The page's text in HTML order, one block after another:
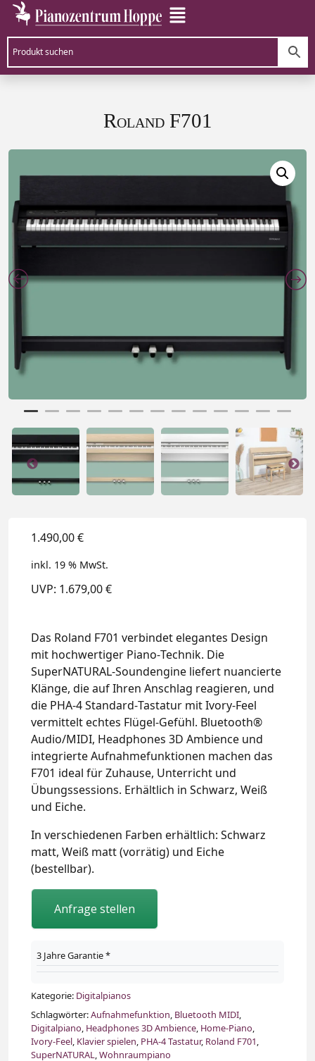
Roland F701
1.490,00€
inkl. 19 % MwSt.
UVP: 1.679,00 €
Das Roland F701 verbindet elegantes Design
mit hochwertiger Piano‑Technik. Die
SuperNATURAL‑Soundengine liefert nuancierte
Klänge, die auf Ihren Anschlag reagieren, und
die PHA‑4 Standard‑Tastatur mit Ivory‑Feel
vermittelt echtes Flügel‑Gefühl. Bluetooth®
Audio/MIDI, Headphones 3D Ambience und
integrierte Aufnahmefunktionen machen das
F701 ideal für Zuhause, Unterricht und
Übungssessions. Erhältlich in Schwarz, Weiß
und Eiche.
In verschiedenen Farben erhältlich: Schwarz
matt, Weiß matt (vorrätig) und Eiche
(bestellbar).
Anfrage stellen
3 Jahre Garantie *
Kategorie: Digitalpianos
Schlagwörter:Aufnahmefunktion, Bluetooth MIDI,
Digitalpiano, Headphones 3D Ambience, Home‑Piano,
Ivory‑Feel, Klavier spielen, PHA‑4 Tastatur, Roland F701,
SuperNATURAL,Wohnraumpiano